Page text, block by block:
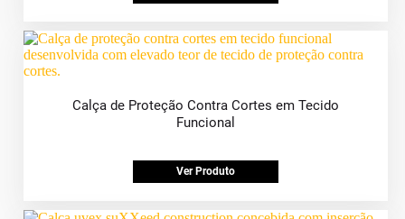
Calça de Proteção Contra Cortes em Tecido
Funcional
Ver Produto